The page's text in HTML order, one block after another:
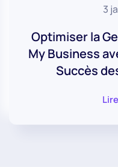
3
Optimiser la
My Business
Succès